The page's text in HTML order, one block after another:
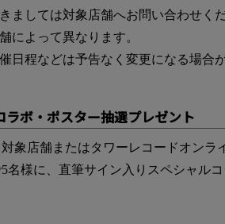
ましては対象店舗へお問い合わせく
によって異なります。
日程などは予告なく変更になる場合
ボ・ポスター抽選プレゼント
象店舗またはタワーレコードオンラ
名様に、直筆サイン入りスペシャル